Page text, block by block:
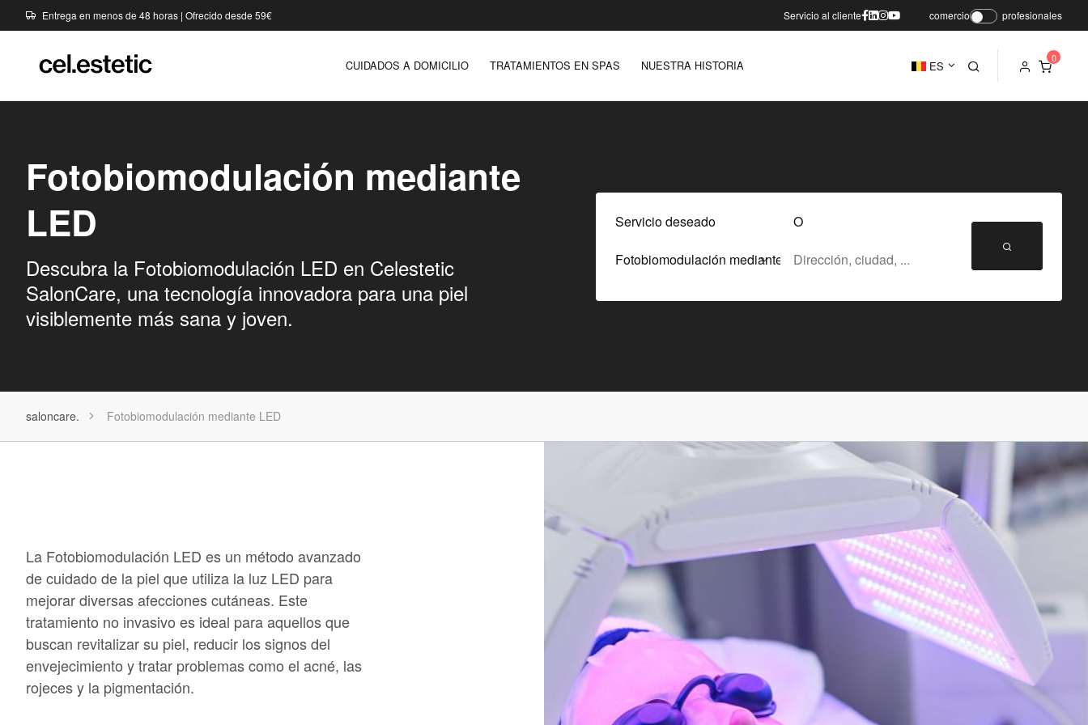
Entrega en menos de 48 horas | Ofrecido desde 59€ Servicio al cliente comercio profesionales
CUIDADOS A DOMICILIO TRATAMIENTOS EN SPAS NUESTRA HISTORIA ES
Fotobiomodulación mediante
LED
Descubra la Fotobiomodulación LED en Celestetic
SalonCare, una tecnología innovadora para una piel
visiblemente más sana y joven.
Servicio deseado O
saloncare. Fotobiomodulación mediante LED
La Fotobiomodulación LED es un método avanzado
de cuidado de la piel que utiliza la luz LED para
mejorar diversas afecciones cutáneas. Este
tratamiento no invasivo es ideal para aquellos que
buscan revitalizar su piel, reducir los signos del
envejecimiento y tratar problemas como el acné, las
rojeces y la pigmentación.